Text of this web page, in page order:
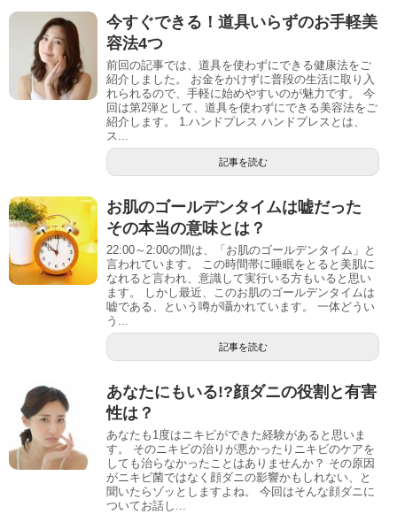
今すぐできる！道具いらずのお手軽美
容法4つ
前回の記事では、道具を使わずにできる健康法をご
紹介しました。 お金をかけずに普段の生活に取り入
れられるので、手軽に始めやすいのが魅力です。 今
回は第2弾として、道具を使わずにできる美容法をご
紹介します。 1.ハンドプレス ハンドプレスとは、
ス...
記事を読む
お肌のゴールデンタイムは嘘だった
その本当の意味とは？
22:00～2:00の間は、「お肌のゴールデンタイム」と
言われています。 この時間帯に睡眠をとると美肌に
なれると言われ、意識して実行いる方もいると思い
ます。 しかし最近、このお肌のゴールデンタイムは
嘘である、という噂が囁かれています。 一体どうい
う...
記事を読む
あなたにもいる!?顔ダニの役割と有害
性は？
あなたも1度はニキビができた経験があると思いま
す。 そのニキビの治りが悪かったりニキビのケアを
しても治らなかったことはありませんか？ その原因
がニキビ菌ではなく顔ダニの影響かもしれない、と
聞いたらゾッとしますよね。 今回はそんな顔ダニに
ついてお話し...